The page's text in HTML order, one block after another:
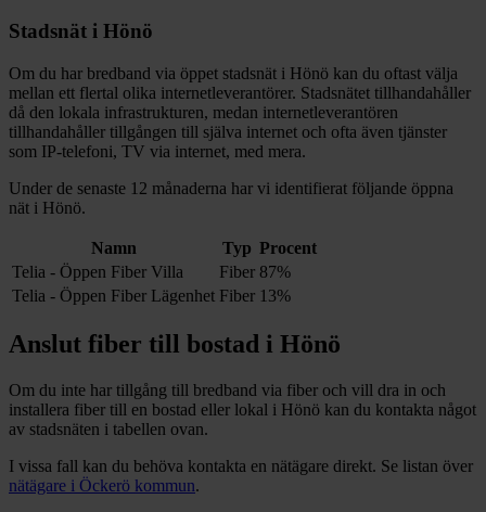
Stadsnät i Hönö
Om du har bredband via öppet stadsnät i Hönö kan du oftast välja
mellan ett flertal olika internetleverantörer. Stadsnätet tillhandahåller
då den lokala infrastrukturen, medan internetleverantören
tillhandahåller tillgången till själva internet och ofta även tjänster
som IP-telefoni, TV via internet, med mera.
Under de senaste 12 månaderna har vi identifierat följande öppna
nät i Hönö.
Namn Typ Procent
Telia - Öppen Fiber Villa
Fiber 87%
Telia - Öppen Fiber Lägenhet Fiber 13%
Anslut fiber till bostad i Hönö
Om du inte har tillgång till bredband via fiber och vill dra in och
installera fiber till en bostad eller lokal i Hönö kan du kontakta något
av stadsnäten i tabellen ovan.
I vissa fall kan du behöva kontakta en nätägare direkt. Se listan över
nätägare i Öckerö kommun.